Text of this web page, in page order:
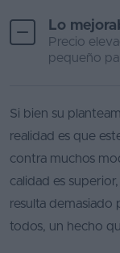
Favoritos
Concesionarios
coche
Blog
Ventas
2026
Lo
Precio
pequeño
Si bien su
realidad es que
contra muchos
calidad es
resulta
todos, un hecho